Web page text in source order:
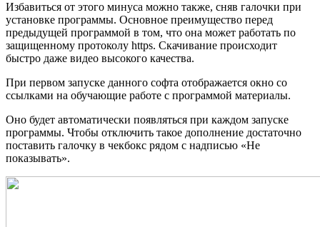
Избавиться от этого минуса можно также, сняв галочки при
установке программы. Основное преимущество перед
предыдущей программой в том, что она может работать по
защищенному протоколу https. Скачивание происходит
быстро даже видео высокого качества.
При первом запуске данного софта отображается окно со
ссылками на обучающие работе с программой материалы.
Оно будет автоматически появляться при каждом запуске
программы. Чтобы отключить такое дополнение достаточно
поставить галочку в чекбокс рядом с надписью «Не
показывать».